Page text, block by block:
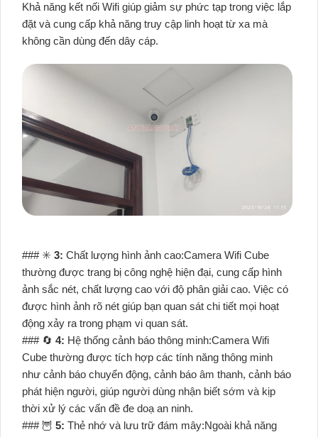
Khả năng kết nối Wifi giúp giảm sự phức tạp trong việc lắp
đặt và cung cấp khả năng truy cập linh hoạt từ xa mà
không cần dùng đến dây cáp.
### ✳️ 3: Chất lượng hình ảnh cao:Camera Wifi Cube
thường được trang bị công nghệ hiện đại, cung cấp hình
ảnh sắc nét, chất lượng cao với độ phân giải cao. Việc có
được hình ảnh rõ nét giúp bạn quan sát chi tiết mọi hoạt
động xảy ra trong phạm vi quan sát.
### 🔄 4: Hệ thống cảnh báo thông minh:Camera Wifi
Cube thường được tích hợp các tính năng thông minh
như cảnh báo chuyển động, cảnh báo âm thanh, cảnh báo
phát hiện người, giúp người dùng nhận biết sớm và kịp
thời xử lý các vấn đề đe doạ an ninh.
### 🦉 5: Thẻ nhớ và lưu trữ đám mây:Ngoài khả năng